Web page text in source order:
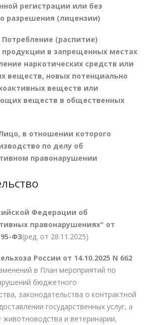
регистрации или без
разрешения (лицензии)
Потребление (распитие)
продукции в запрещенных местах
наркотических средств или
веществ, новых потенциально
веществ или
веществ в общественных
в отношении которого
по делу об
правонарушении
Федерации об
правонарушениях" от
ФЗ(ред. от 28.11.2025)
России от 14.10.2025 N 662
в План мероприятий по
бюджетного
законодательства о контрактной
государственных услуг, а
и ветеринарии,